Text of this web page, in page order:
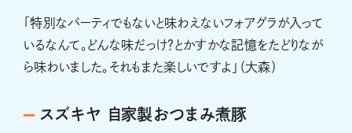
「特別なパーティでもないと味わえないフォアグラが入って
いるなんて。どんな味だっけ？とかすかな記憶をたどりなが
ら味わいました。それもまた楽しいですよ」（大森）
スズキヤ 自家製おつまみ煮豚